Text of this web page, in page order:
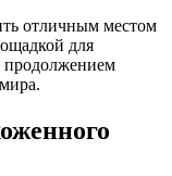
отличным местом
для
продолжением